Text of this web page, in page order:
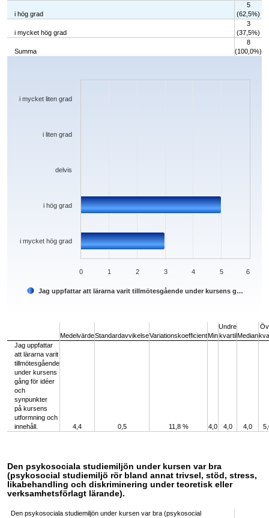
i hög grad
5
(62,5%)
i mycket hög grad
3
(37,5%)
Summa
8
(100,0%)
Chart
The chart has 1 X axis displaying categories.
Jag uppfattar att lärarna varit tillmötesgående under kursens g…
i mycket hög grad
i hög grad
delvis
i liten grad
i mycket liten grad
0 1 2 3 4 5 6
MedelvärdeStandardavvikelseVariationskoefficientMin
Undre
kvartilMedian
Jag uppfattar
att lärarna varit
tillmötesgående
under kursens
gång för idéer
och
synpunkter
på kursens
utformning och
innehåll.
4,4 0,5 11,8 % 4,0 4,0 4,0
Den psykosociala studiemiljön under kursen var bra
(psykosocial studiemiljö rör bland annat trivsel, stöd, stress,
likabehandling och diskriminering under teoretisk eller
verksamhetsförlagt lärande).
Den psykosociala studiemiljön under kursen var bra (psykosocial